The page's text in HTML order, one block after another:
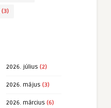
(3)
2026. július (2)
2026. május (3)
2026. március (6)